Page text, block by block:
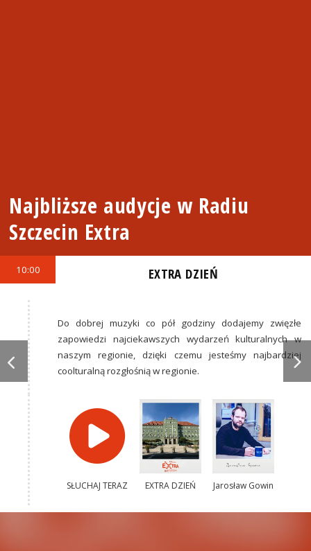
Najbliższe audycje w Radiu
Szczecin Extra
10:00 EXTRA DZIEŃ
Do dobrej muzyki co pół godziny dodajemy zwięzłe
zapowiedzi najciekawszych wydarzeń kulturalnych w
naszym regionie, dzięki czemu jesteśmy najbardziej
coolturalną rozgłośnią w regionie.
SŁUCHAJ TERAZ EXTRA DZIEŃ Jarosław Gowin